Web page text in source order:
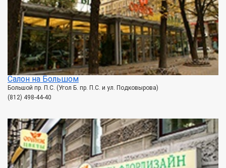
Салон на Большом
Большой пр. П.С. (Угол Б. пр. П.С. и ул. Подковырова)
(812) 498-44-40